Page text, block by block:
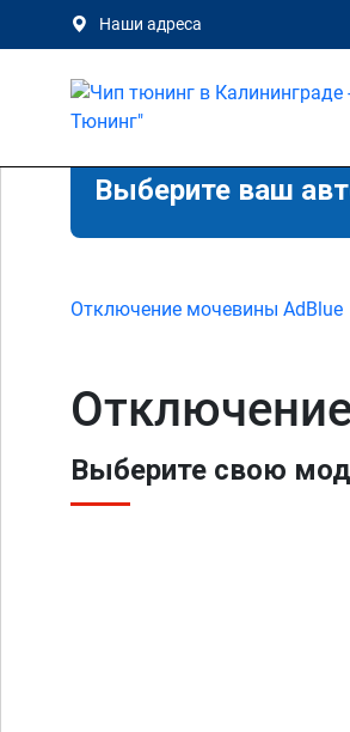
Наши адреса
Выберите ваш
Отключение мочевины AdBlue
Выберите свою